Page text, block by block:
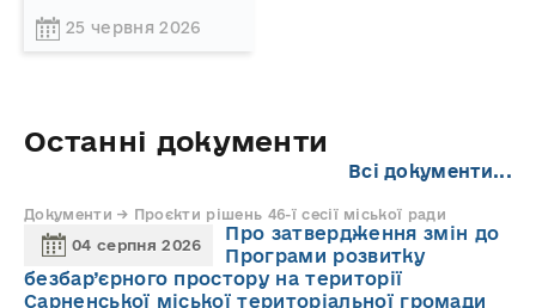
25 червня 2026
Останні документи
Всі документи...
Документи → Проєкти рішень 46-ї сесії міської ради
04 серпня 2026
Про затвердження змін до
Програми розвитку
безбар’єрного простору на території
Сарненської міської територіальної громади